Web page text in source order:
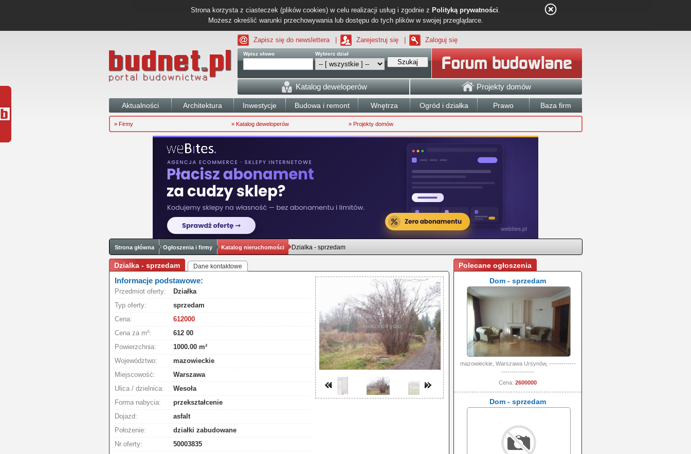
Strona korzysta z ciasteczek (plików cookies) w celu realizacji usług i zgodnie z Polityką prywatności.
Możesz określić warunki przechowywania lub dostępu do tych plików w swojej przeglądarce.
Zapisz się do newslettera Zarejestruj się Zaloguj się
Wpisz słowo Wybierz dział
Szukaj
Katalog deweloperów Projekty domów
Aktualności Architektura Inwestycje Budowa i remont Wnętrza Ogród i działka Prawo Baza firm
» Firmy » Katalog deweloperów » Projekty domów
Strona główna Ogłoszenia i firmy Katalog nieruchomości Dzialka - sprzedam
Dzialka - sprzedam Dane kontaktowe
Informacje podstawowe:
Przedmiot oferty:
Działka
Typ oferty:
sprzedam
Cena:
612000
Cena za m²:
612 00
Powierzchnia:
1000.00 m²
Województwo:
mazowieckie
Miejscowość:
Warszawa
Ulica / dzielnica:
Wesoła
Forma nabycia:
przekształcenie
Dojazd:
asfalt
Położenie:
działki zabudowane
Nr oferty:
50003835
Polecane ogłoszenia
Dom - sprzedam
mazowieckie, Warszawa Ursynów, -------------
----------------
Cena: 2600000
Dom - sprzedam